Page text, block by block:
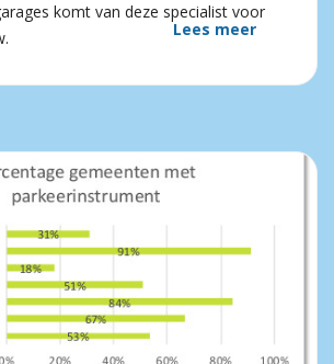
komt van deze specialist voor
Lees meer